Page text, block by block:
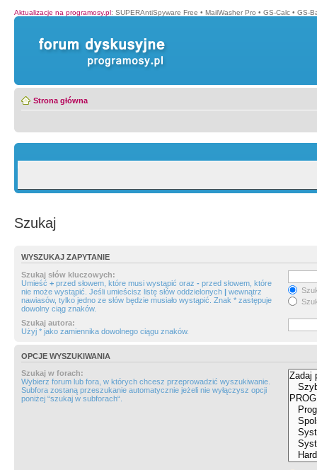
Aktualizacje na programosy.pl: SUPERAntiSpyware Free • MailWasher Pro • GS-Calc • GS-
Strona główna
Szukaj
WYSZUKAJ ZAPYTANIE
Szukaj słów kluczowych:
Umieść + przed słowem, które musi wystąpić oraz - przed słowem, które
nie może wystąpić. Jeśli umieścisz listę słów oddzielonych | wewnątrz
nawiasów, tylko jedno ze słów będzie musiało wystąpić. Znak * zastępuje
dowolny ciąg znaków.
Szukaj autora:
Użyj * jako zamiennika dowolnego ciągu znaków.
OPCJE WYSZUKIWANIA
Szukaj w forach:
Wybierz forum lub fora, w których chcesz przeprowadzić wyszukiwanie.
Subfora zostaną przeszukanie automatycznie jeżeli nie wyłączysz opcji
poniżej “szukaj w subforach“.